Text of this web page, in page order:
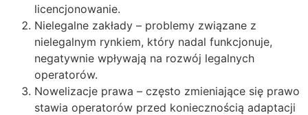
licencjonowanie.
Nielegalne zakłady – problemy związane z
nielegalnym rynkiem, który nadal funkcjonuje,
negatywnie wpływają na rozwój legalnych
operatorów.
Nowelizacje prawa – często zmieniające się prawo
stawia operatorów przed koniecznością adaptacji